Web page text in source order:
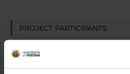
PROJECT PARTICIPANTS
Luca Bianco